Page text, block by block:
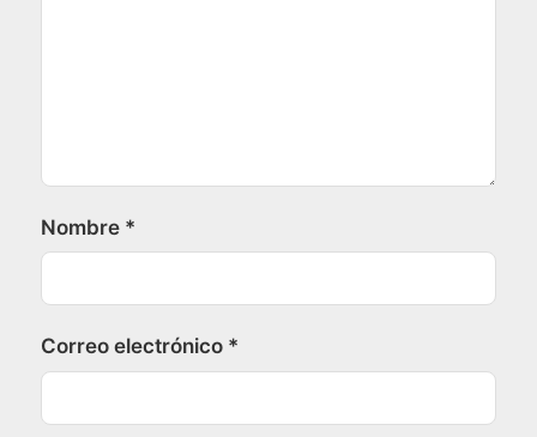
Nombre *
Correo electrónico *